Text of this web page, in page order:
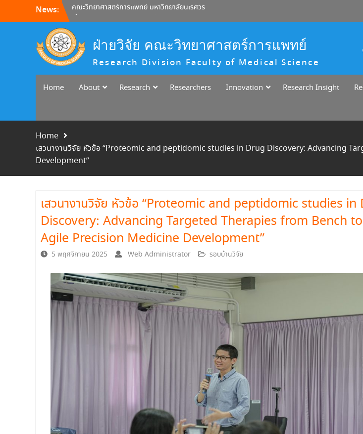
News:
หน่วยวิจัย คณะวิทยาศาสตร์การแพทย์ ขอเชิญผู้
สนใจเข้าร่วมการเสวนางานวิจัย ในหัวข้อ “When
Molecules Become Diagnostics”
(Building Real-World Detection with
Aptamers at MedSciNU)
ขอเชิญนักวิจัยและผู้ประกอบการร่วมกิจกรรม
Research Meets Business
คณะวิทยาศาสตร์การแพทย์ มหาวิทยาลัยนเรศวร
ฝ่ายวิจัย คณะวิทยาศาสตร์การแพทย์
Research Division Faculty of Medical Science
Home About Research Researchers Innovation Research Insight
Home
เสวนางานวิจัย หัวข้อ “Proteomic and peptidomic studies in Drug Discovery: Advancing
Development”
เสวนางานวิจัย หัวข้อ “Proteomic and peptidomic studies in
Discovery: Advancing Targeted Therapies from Bench
Agile Precision Medicine Development”
5 พฤศจิกายน 2025 Web Administrator รอบบ้านวิจัย